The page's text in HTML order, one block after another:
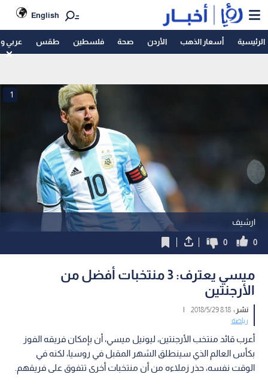
English
الرئيسية أسعار الذهب الأردن صحة فلسطين طقس عربي
ارشيف
1
0
0
ميسي يعترف: 3 منتخبات أفضل من
الأرجنتين
نشر :8:18 2018/5/29
|
رياضة
أعرب قائد منتخب الأرجنتين، ليونيل ميسي، أن بإمكان فريقه الفوز
بكأس العالم الذي سينطلق الشهر المقبل في روسيا، لكنه في
الوقت نفسه، حذر زملاءه من أن منتخبات أخرى تتفوق على فريقهم.